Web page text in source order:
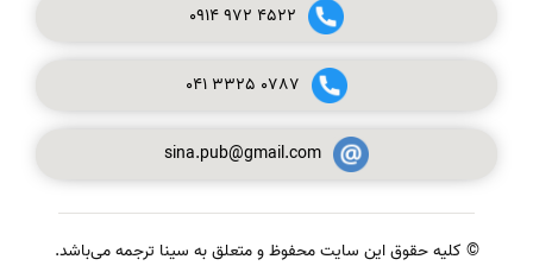
0914972 4522
041 3325 0787
sina.pub@gmail.com
© کلیه حقوق این سایت محفوظ و متعلق به سینا ترجمه می‌باشد.